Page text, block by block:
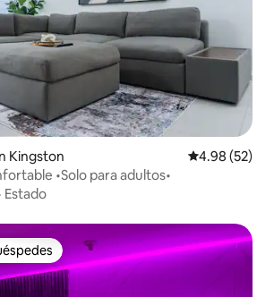
Kingston Calificación
4.98 (52)
El acogedor y confortable •Solo para adultos•
· Estado